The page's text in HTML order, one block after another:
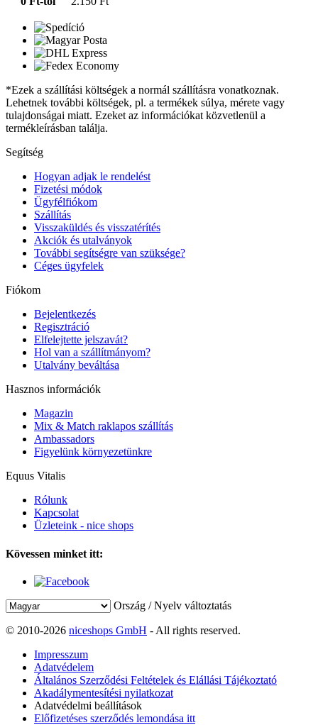
*Ezek a szállítási költségek a normál szállításra vonatkoznak.
Lehetnek további költségek, pl. a termékek súlya, mérete vagy
tulajdonságai miatt. Ezeket az információkat közvetlenül a
termékleírásban találja.
Segítség
Hogyan adjak le rendelést
Fizetési módok
Ügyfélfiókom
Szállítás
Visszaküldés és visszatérítés
Akciók és utalványok
További segítségre van szüksége?
Céges ügyfelek
Fiókom
Bejelentkezés
Regisztráció
Elfelejtette jelszavát?
Hol van a szállítmányom?
Utalvány beváltása
Hasznos információk
Magazin
Mix & Match raklapos szállítás
Ambassadors
Figyelünk környezetünkre
Equus Vitalis
Rólunk
Kapcsolat
Üzleteink - nice shops
Kövessen minket itt:
Ország / Nyelv változtatás
© 2010-2026 niceshops GmbH - All rights reserved.
Impresszum
Adatvédelem
Általános Szerződési Feltételek és Elállási Tájékoztató
Akadálymentesítési nyilatkozat
Adatvédelmi beállítások
Előfizetéses szerződés lemondása itt